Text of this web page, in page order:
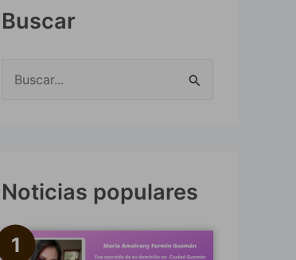
Buscar
a
p
Noticias populares